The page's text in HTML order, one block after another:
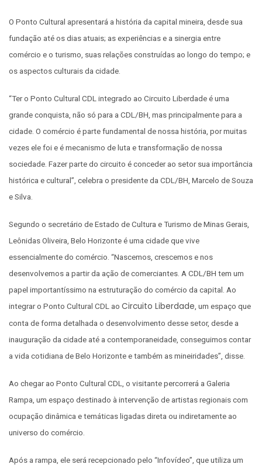
O Ponto Cultural apresentará a história da capital mineira, desde sua
fundação até os dias atuais; as experiências e a sinergia entre
comércio e o turismo, suas relações construídas ao longo do tempo; e
os aspectos culturais da cidade.
“Ter o Ponto Cultural CDL integrado ao Circuito Liberdade é uma
grande conquista, não só para a CDL/BH, mas principalmente para a
cidade. O comércio é parte fundamental de nossa história, por muitas
vezes ele foi e é mecanismo de luta e transformação de nossa
sociedade. Fazer parte do circuito é conceder ao setor sua importância
histórica e cultural”, celebra o presidente da CDL/BH, Marcelo de Souza
e Silva.
Segundo o secretário de Estado de Cultura e Turismo de Minas Gerais,
Leônidas Oliveira, Belo Horizonte é uma cidade que vive
essencialmente do comércio. “Nascemos, crescemos e nos
desenvolvemos a partir da ação de comerciantes. A CDL/BH tem um
papel importantíssimo na estruturação do comércio da capital. Ao
integrar o Ponto Cultural CDL ao Circuito Liberdade , um espaço que
conta de forma detalhada o desenvolvimento desse setor, desde a
inauguração da cidade até a contemporaneidade, conseguimos contar
a vida cotidiana de Belo Horizonte e também as mineiridades”, disse.
Ao chegar ao Ponto Cultural CDL, o visitante percorrerá a Galeria
Rampa, um espaço destinado à intervenção de artistas regionais com
ocupação dinâmica e temáticas ligadas direta ou indiretamente ao
universo do comércio.
Após a rampa, ele será recepcionado pelo “Infovídeo”, que utiliza um